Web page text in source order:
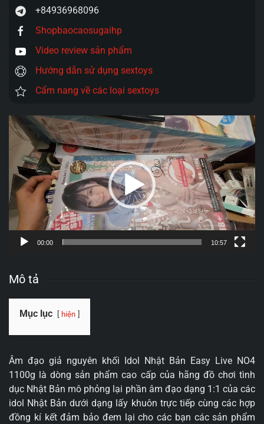
+84936968096
Shopbaocaosugaihp
Video review sản phẩm
Hướng dẫn sử dụng sextoys
Cẩm nang về các loại sextoys
Trình
chơi
Video
00:00 10:57
Mô tả
Mục lục hiện
Âm đạo giả nguyên khối Idol Nhật Bản Easy Live NO4
1100g là dòng sản phẩm cao cấp của hãng đồ chơi tình
dục Nhật Bản mô phỏng lại phần âm đạo dạng 1:1 của các
idol Nhật Bản dưới dạng lấy khuôn trực tiếp cùng các hợp
đồng kí kết đảm bảo đem lại cho các bạn các sản phẩm